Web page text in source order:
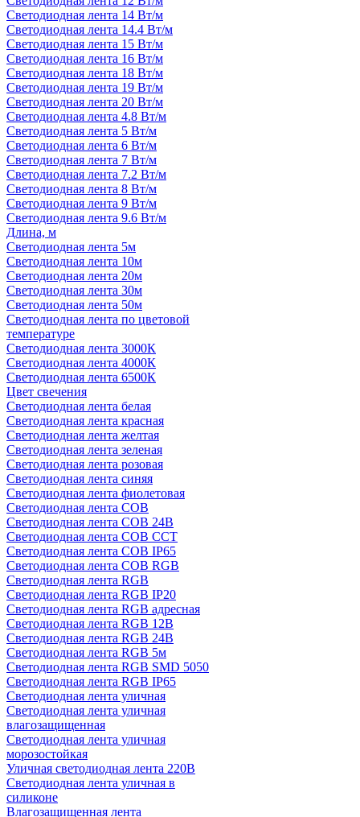
Светодиодная лента 14 Вт/м
Светодиодная лента 14.4 Вт/м
Светодиодная лента 15 Вт/м
Светодиодная лента 16 Вт/м
Светодиодная лента 18 Вт/м
Светодиодная лента 19 Вт/м
Светодиодная лента 20 Вт/м
Светодиодная лента 4.8 Вт/м
Светодиодная лента 5 Вт/м
Светодиодная лента 6 Вт/м
Светодиодная лента 7 Вт/м
Светодиодная лента 7.2 Вт/м
Светодиодная лента 8 Вт/м
Светодиодная лента 9 Вт/м
Светодиодная лента 9.6 Вт/м
Длина, м
Светодиодная лента 5м
Светодиодная лента 10м
Светодиодная лента 20м
Светодиодная лента 30м
Светодиодная лента 50м
Светодиодная лента по цветовой
температуре
Светодиодная лента 3000К
Светодиодная лента 4000К
Светодиодная лента 6500К
Цвет свечения
Светодиодная лента белая
Светодиодная лента красная
Светодиодная лента желтая
Светодиодная лента зеленая
Светодиодная лента розовая
Светодиодная лента синяя
Светодиодная лента фиолетовая
Светодиодная лента COB
Светодиодная лента COB 24В
Светодиодная лента COB CCT
Светодиодная лента COB IP65
Светодиодная лента COB RGB
Светодиодная лента RGB
Светодиодная лента RGB IP20
Светодиодная лента RGB адресная
Светодиодная лента RGB 12В
Светодиодная лента RGB 24В
Светодиодная лента RGB 5м
Светодиодная лента RGB SMD 5050
Светодиодная лента RGB IP65
Светодиодная лента уличная
Светодиодная лента уличная
влагозащищенная
Светодиодная лента уличная
морозостойкая
Уличная светодиодная лента 220В
Светодиодная лента уличная в
силиконе
Влагозащищенная лента